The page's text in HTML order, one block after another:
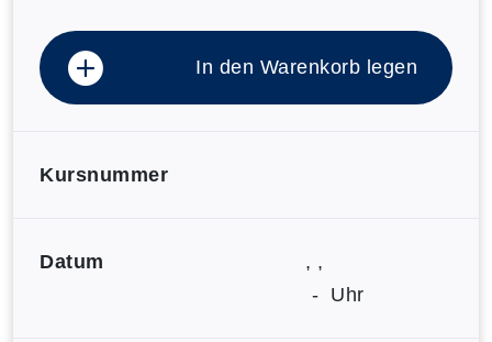
In den Warenkorb legen
Kursnummer
Datum
, ,
- Uhr